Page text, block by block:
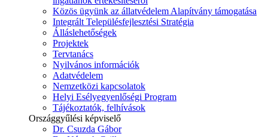
Közös ügyünk az állatvédelem Alapítvány támogatása
Integrált Településfejlesztési Stratégia
Álláslehetőségek
Projektek
Tervtanács
Nyilvános információk
Adatvédelem
Nemzetközi kapcsolatok
Helyi Esélyegyenlőségi Program
Tájékoztatók, felhívások
Országgyűlési képviselő
Dr. Csuzda Gábor